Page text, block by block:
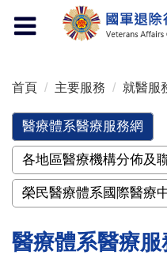
Toggle
navigation
首頁 主要服務 就醫服
醫療體系醫療服務網
各地區醫療機構分佈及
榮民醫療體系國際醫療
醫療體系醫療服